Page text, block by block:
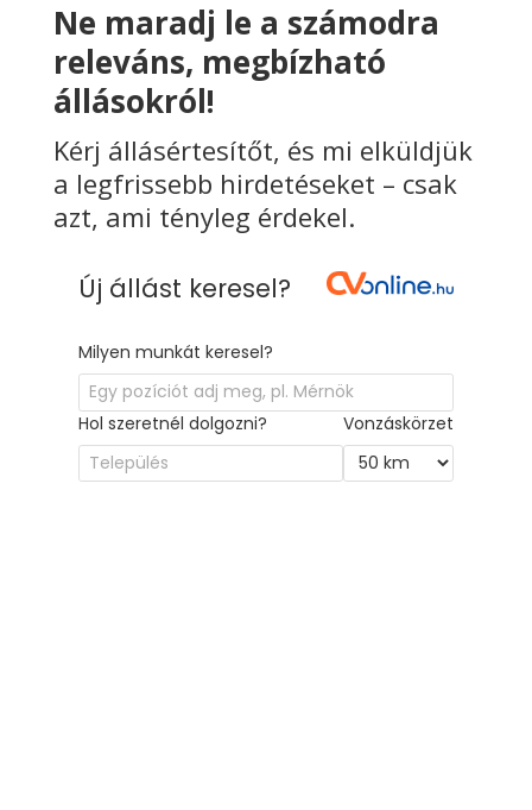
Ne maradj le a számodra
releváns, megbízható
állásokról!
Kérj állásértesítőt, és mi elküldjük
a legfrissebb hirdetéseket – csak
azt, ami tényleg érdekel.